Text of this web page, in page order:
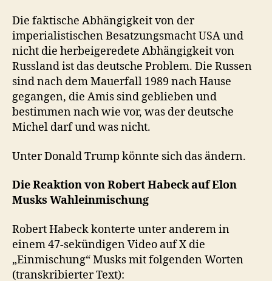
Die faktische Abhängigkeit von der
imperialistischen Besatzungsmacht USA und
nicht die herbeigeredete Abhängigkeit von
Russland ist das deutsche Problem. Die Russen
sind nach dem Mauerfall 1989 nach Hause
gegangen, die Amis sind geblieben und
bestimmen nach wie vor, was der deutsche
Michel darf und was nicht.
Unter Donald Trump könnte sich das ändern.
Die Reaktion von Robert Habeck auf Elon
Musks Wahleinmischung
Robert Habeck konterte unter anderem in
einem 47-sekündigen Video auf X die
„Einmischung“ Musks mit folgenden Worten
(transkribierter Text):